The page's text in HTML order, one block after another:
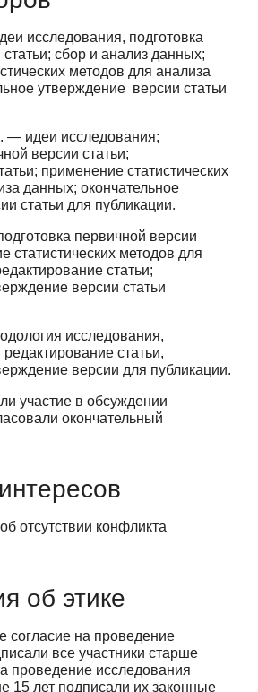
исследования, подготовка
сбор и анализ данных;
методов для анализа
утверждение версии статьи
— идеи исследования;
версии статьи;
применение статистических
данных; окончательное
статьи для публикации.
первичной версии
статистических методов для
статьи;
версии статьи
исследования,
статьи,
версии для публикации.
участие в обсуждении
окончательный
отсутствии конфликта
об этике
на проведение
все участники старше
проведение исследования
15 лет подписали их законные